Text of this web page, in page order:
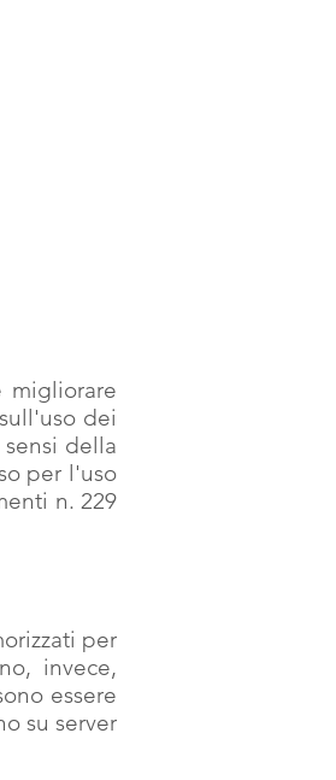
migliorare
dei
della
per l'uso
n. 229
per
invece,
essere
su server